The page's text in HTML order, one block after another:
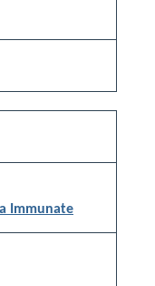
Immunate